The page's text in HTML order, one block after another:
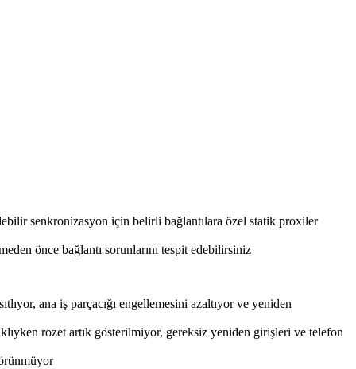
senkronizasyon için belirli bağlantılara özel statik proxiler
önce bağlantı sorunlarını tespit edebilirsiniz
ana iş parçacığı engellemesini azaltıyor ve yeniden
rozet artık gösterilmiyor, gereksiz yeniden girişleri ve telefon